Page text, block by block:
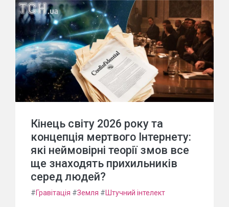
Кінець світу 2026 року та
концепція мертвого Інтернету:
які неймовірні теорії змов все
ще знаходять прихильників
серед людей?
#Гравітація #Земля #Штучний інтелект